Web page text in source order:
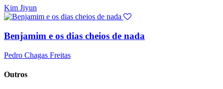
Kim Jiyun
Benjamim e os dias cheios de nada
Pedro Chagas Freitas
Outros